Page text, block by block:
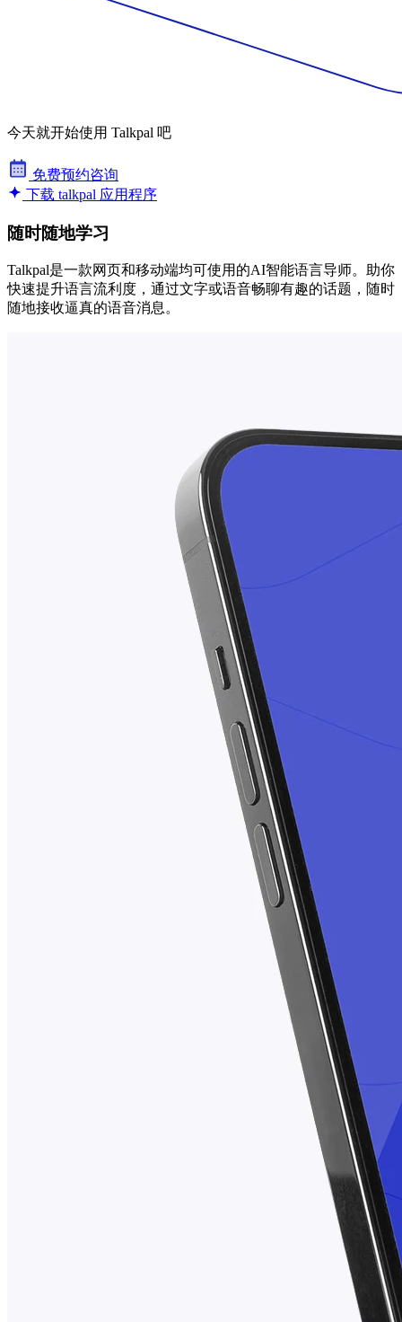
今天就开始使用 Talkpal 吧
免费预约咨询
下载 talkpal 应用程序
随时随地学习
Talkpal是一款网页和移动端均可使用的AI智能语言导师。助你
快速提升语言流利度，通过文字或语音畅聊有趣的话题，随时
随地接收逼真的语音消息。